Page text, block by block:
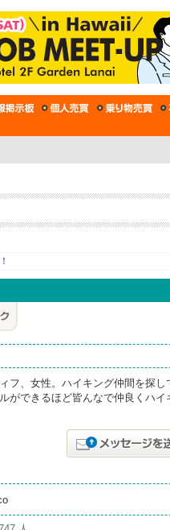
フ、女性。ハイキング仲間を探
ができるほど皆んなで仲良くハイ